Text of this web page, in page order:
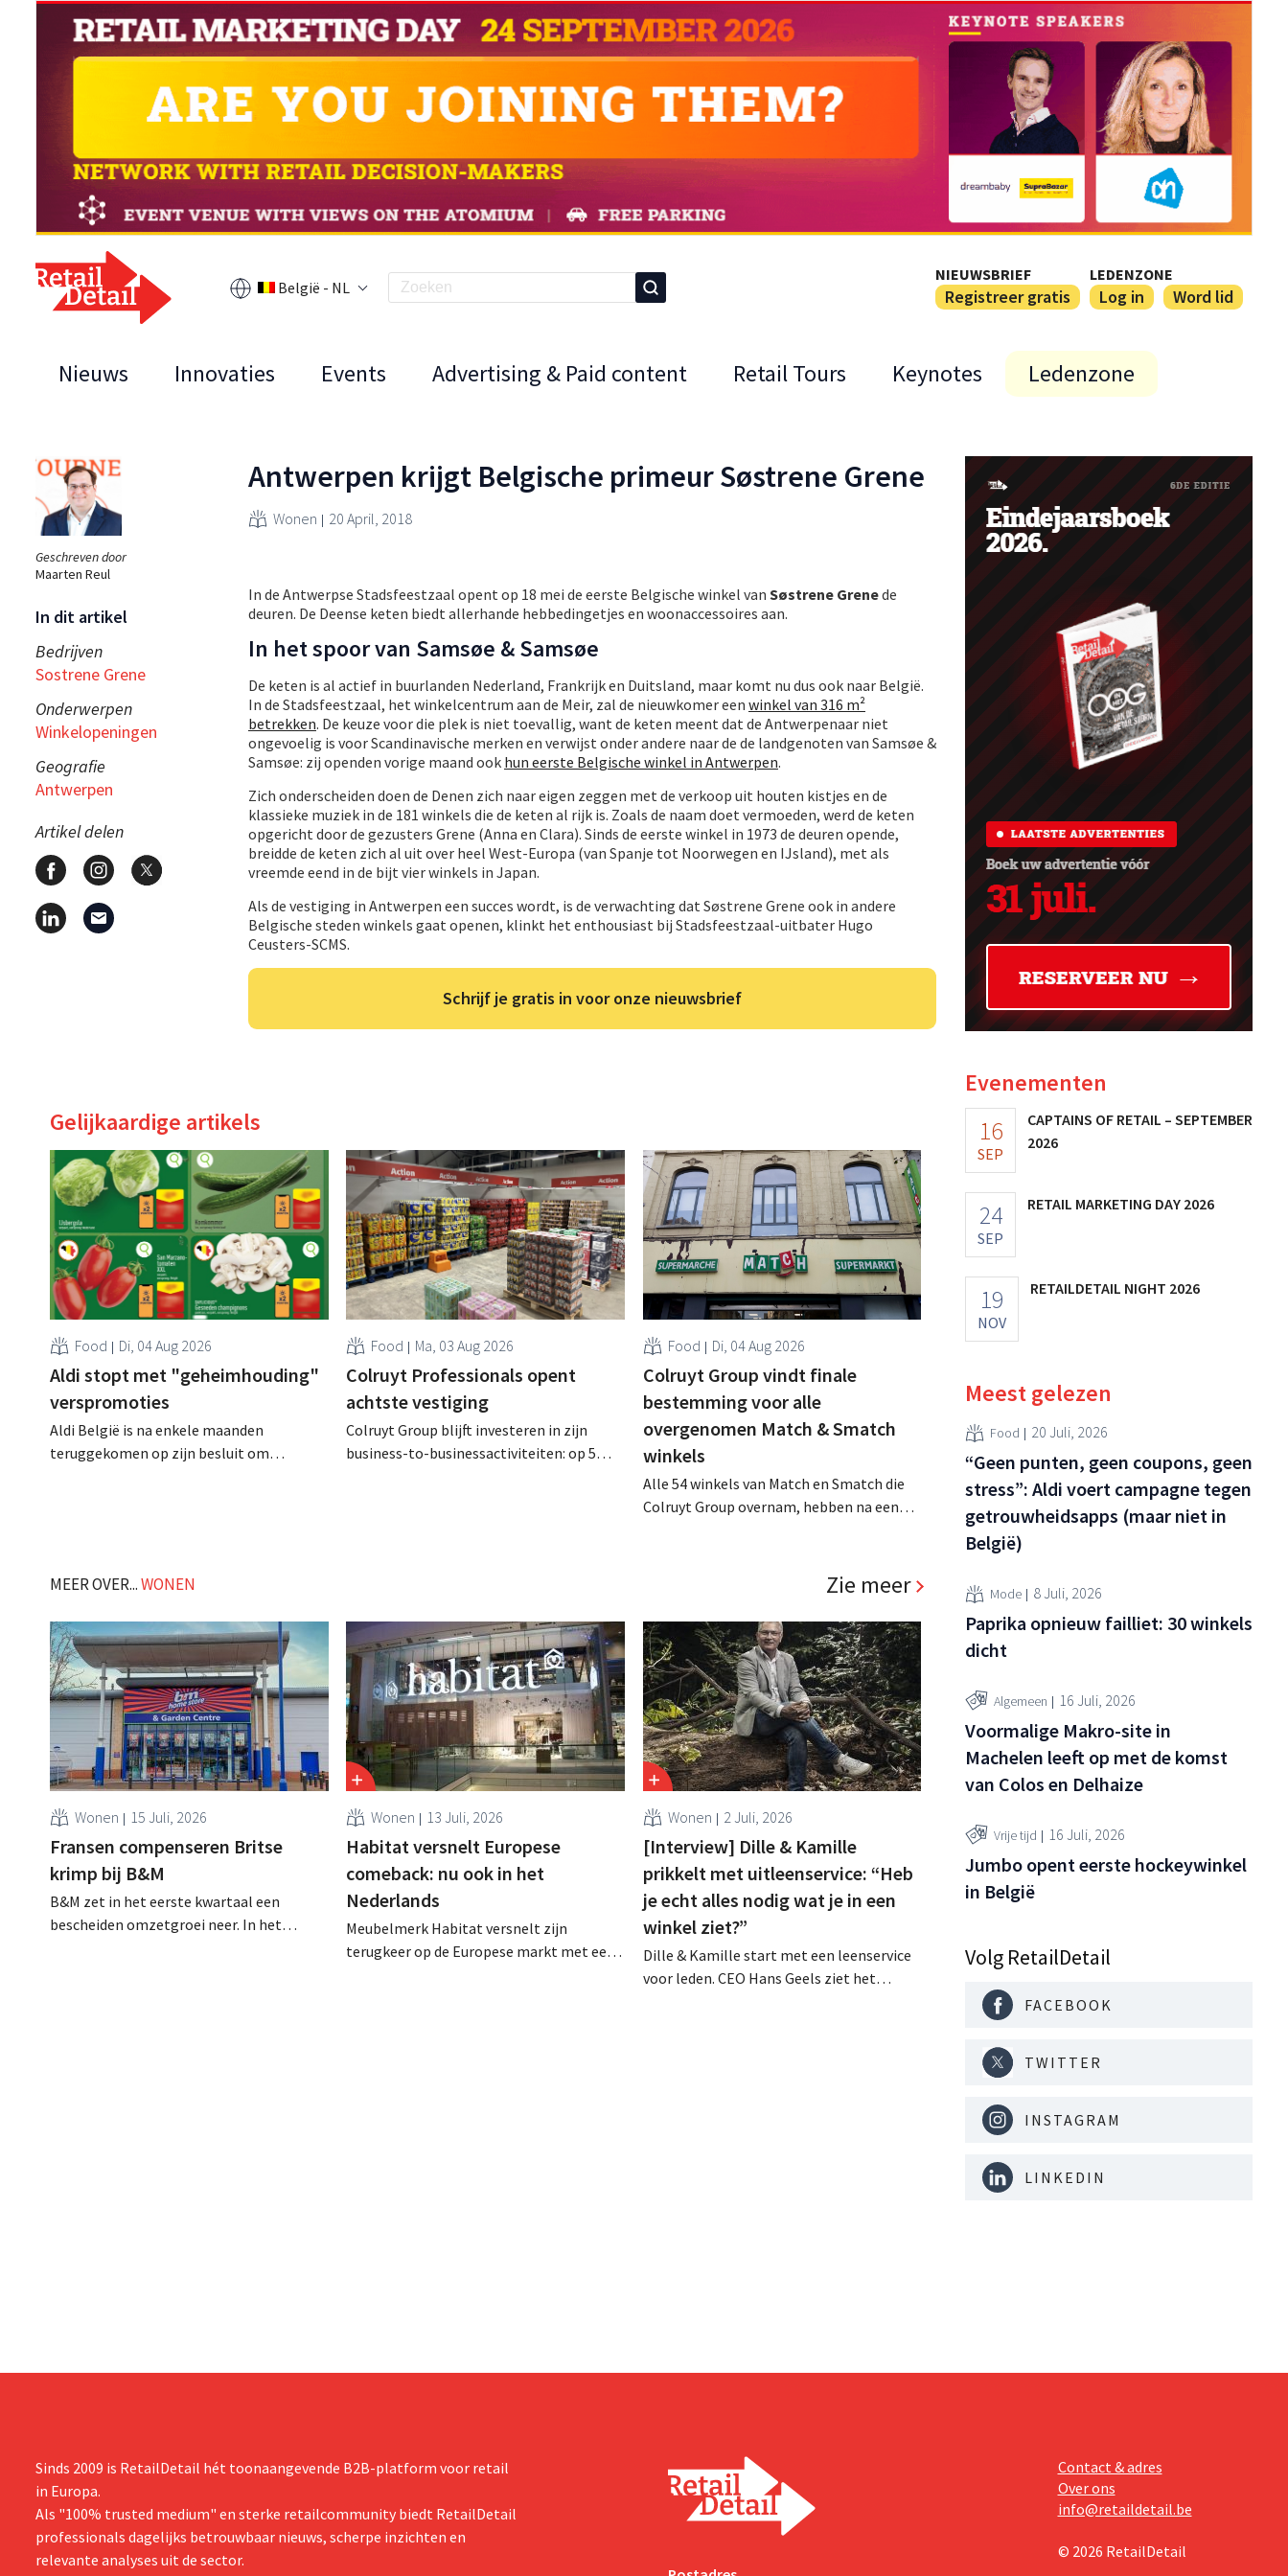
België - NL
NIEUWSBRIEF
Registreer gratis
LEDENZONE
Log in Word lid
Nieuws Innovaties Events Advertising & Paid content Retail Tours Keynotes Ledenzone
Geschreven door
Maarten Reul
In dit artikel
Bedrijven
Sostrene Grene
Onderwerpen
Winkelopeningen
Geografie
Antwerpen
Artikel delen
Antwerpen krijgt Belgische primeur Søstrene Grene
Wonen 20 April, 2018
In de Antwerpse Stadsfeestzaal opent op 18 mei de eerste Belgische winkel van Søstrene Grenede
deuren. De Deense keten biedt allerhande hebbedingetjes en woonaccessoires aan.
In het spoor van Samsøe & Samsøe
De keten is al actief in buurlanden Nederland, Frankrijk en Duitsland, maar komt nu dus ook naar België.
In de Stadsfeestzaal, het winkelcentrum aan de Meir, zal de nieuwkomer een winkel van 316 m²
betrekken. De keuze voor die plek is niet toevallig, want de keten meent dat de Antwerpenaar niet
ongevoelig is voor Scandinavische merken en verwijst onder andere naar de de landgenoten van Samsøe &
Samsøe: zij openden vorige maand ook hun eerste Belgische winkel in Antwerpen.
Zich onderscheiden doen de Denen zich naar eigen zeggen met de verkoop uit houten kistjes en de
klassieke muziek in de 181 winkels die de keten al rijk is. Zoals de naam doet vermoeden, werd de keten
opgericht door de gezusters Grene (Anna en Clara). Sinds de eerste winkel in 1973 de deuren opende,
breidde de keten zich al uit over heel West-Europa (van Spanje tot Noorwegen en IJsland), met als
vreemde eend in de bijt vier winkels in Japan.
Als de vestiging in Antwerpen een succes wordt, is de verwachting dat Søstrene Grene ook in andere
Belgische steden winkels gaat openen, klinkt het enthousiast bij Stadsfeestzaal-uitbater Hugo
Ceusters-SCMS.
Schrijf je gratis in voor onze nieuwsbrief
Gelijkaardige artikels
Food Di, 04 Aug 2026
Aldi stopt met "geheimhouding"
verspromoties
Aldi België is na enkele maanden
teruggekomen op zijn besluit om
Food Ma, 03 Aug 2026
Colruyt Professionals opent
achtste vestiging
Colruyt Group blijft investeren in zijn
business-to-businessactiviteiten: op 5
Food Di, 04 Aug 2026
Colruyt Group vindt finale
bestemming voor alle
overgenomen Match & Smatch
winkels
Alle 54 winkels van Match en Smatch die
Colruyt Group overnam, hebben na een
die bestemming voor sommige panden
MEER OVER...WONEN Zie meer
Wonen 15 Juli, 2026
Fransen compenseren Britse
krimp bij B&M
B&M zet in het eerste kwartaal een
bescheiden omzetgroei neer. In het
Wonen 13 Juli, 2026
Habitat versnelt Europese
comeback: nu ook in het
Nederlands
Meubelmerk Habitat versnelt zijn
terugkeer op de Europese markt met een
Wonen 2 Juli, 2026
[Interview] Dille & Kamille
prikkelt met uitleenservice: “Heb
je echt alles nodig wat je in een
winkel ziet?”
Dille & Kamille start met een leenservice
voor leden. CEO Hans Geels ziet het
Evenementen
16
SEP
CAPTAINS OF RETAIL – SEPTEMBER
2026
24
SEP
RETAIL MARKETING DAY 2026
19
NOV
RETAILDETAIL NIGHT 2026
Meest gelezen
Food 20 Juli, 2026
“Geen punten, geen coupons, geen
stress”: Aldi voert campagne tegen
getrouwheidsapps (maar niet in
België)
Mode 8 Juli, 2026
Paprika opnieuw failliet: 30 winkels
dicht
Algemeen 16 Juli, 2026
Voormalige Makro-site in
Machelen leeft op met de komst
van Colos en Delhaize
Vrije tijd 16 Juli, 2026
Jumbo opent eerste hockeywinkel
in België
Volg RetailDetail
FACEBOOK
TWITTER
INSTAGRAM
LINKEDIN
Sinds 2009 is RetailDetail hét toonaangevende B2B-platform voor retail
in Europa.
Als "100% trusted medium" en sterke retailcommunity biedt RetailDetail
professionals dagelijks betrouwbaar nieuws, scherpe inzichten en
relevante analyses uit de sector.
Contact & adres
Over ons
info@retaildetail.be
© 2026 RetailDetail